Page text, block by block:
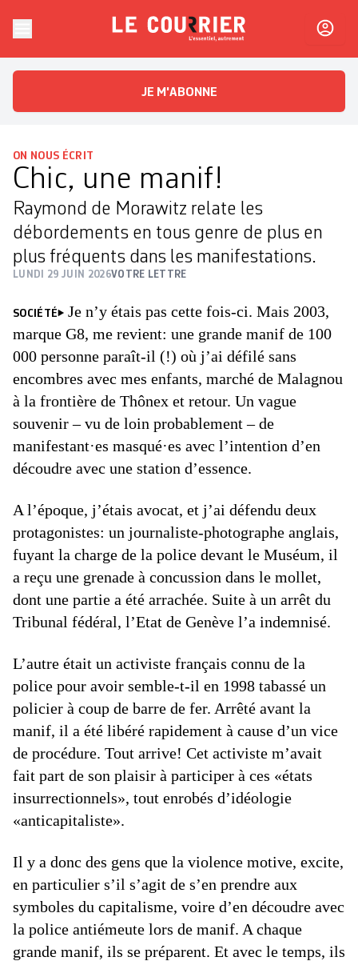
Le CourrierL'essentiel, autrement
JE M'ABONNE
ON NOUS ÉCRIT
Chic, une manif!
Raymond de Morawitz relate les
débordements en tous genre de plus en
plus fréquents dans les manifestations.
LUNDI 29 JUIN 2026VOTRE LETTRE
SOCIÉTÉ
Je n’y étais pas cette fois-ci. Mais 2003,
marque G8, me revient: une grande manif de 100
000 personne paraît-il (!) où j’ai défilé sans
encombres avec mes enfants, marché de Malagnou
à la frontière de Thônex et retour. Un vague
souvenir – vu de loin probablement – de
manifestant·es masqué·es avec l’intention d’en
découdre avec une station d’essence.
A l’époque, j’étais avocat, et j’ai défendu deux
protagonistes: un journaliste-photographe anglais,
fuyant la charge de la police devant le Muséum, il
a reçu une grenade à concussion dans le mollet,
dont une partie a été arrachée. Suite à un arrêt du
Tribunal fédéral, l’Etat de Genève l’a indemnisé.
L’autre était un activiste français connu de la
police pour avoir semble-t-il en 1998 tabassé un
policier à coup de barre de fer. Arrêté avant la
manif, il a été libéré rapidement à cause d’un vice
de procédure. Tout arrive! Cet activiste m’avait
fait part de son plaisir à participer à ces «états
insurrectionnels», tout enrobés d’idéologie
«anticapitaliste».
Il y a donc des gens que la violence motive, excite,
en particulier s’il s’agit de s’en prendre aux
symboles du capitalisme, voire d’en découdre avec
la police antiémeute lors de manif. A chaque
grande manif, ils se préparent. Et avec le temps, ils